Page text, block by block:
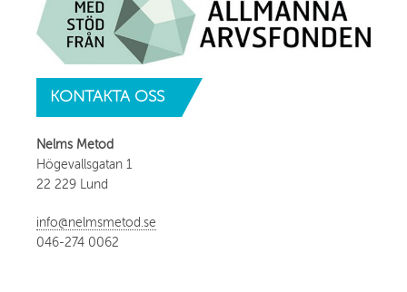
KONTAKTAOSS
Nelms Metod
Högevallsgatan 1
22 229 Lund
info@nelmsmetod.se
046-274 0062